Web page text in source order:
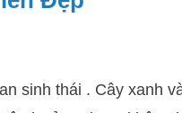
sinh thái . Cây xanh